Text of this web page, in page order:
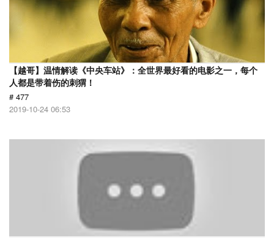
【越哥】温情解读《中央车站》：全世界最好看的电影之一，每个
人都是带着伤的刺猬！
# 477
2019-10-24 06:53